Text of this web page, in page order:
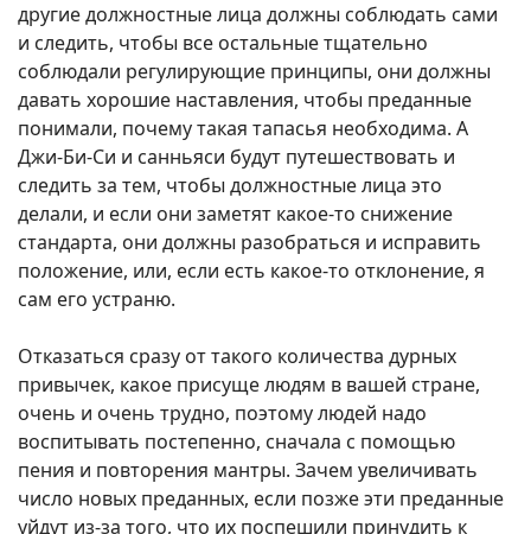
другие должностные лица должны соблюдать сами
и следить, чтобы все остальные тщательно
соблюдали регулирующие принципы, они должны
давать хорошие наставления, чтобы преданные
понимали, почему такая тапасья необходима. А
Джи-Би-Си и санньяси будут путешествовать и
следить за тем, чтобы должностные лица это
делали, и если они заметят какое-то снижение
стандарта, они должны разобраться и исправить
положение, или, если есть какое-то отклонение, я
сам его устраню.
Отказаться сразу от такого количества дурных
привычек, какое присуще людям в вашей стране,
очень и очень трудно, поэтому людей надо
воспитывать постепенно, сначала с помощью
пения и повторения мантры. Зачем увеличивать
число новых преданных, если позже эти преданные
уйдут из-за того, что их поспешили принудить к